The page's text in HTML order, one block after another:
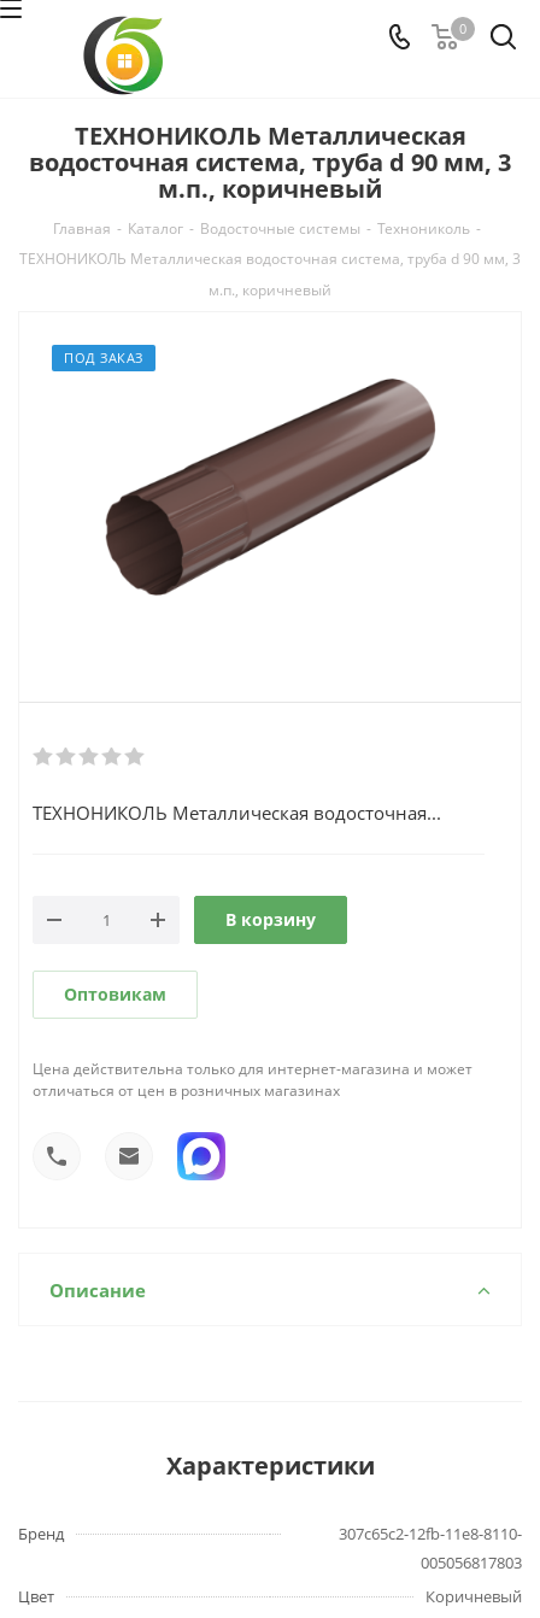
0
ТЕХНОНИКОЛЬ Металлическая
водосточная система, труба d 90 мм, 3
м.п., коричневый
Главная - Каталог - Водосточные системы - Технониколь -
ТЕХНОНИКОЛЬ Металлическая водосточная система, труба d 90 мм, 3
м.п., коричневый
ПОД ЗАКАЗ
ТЕХНОНИКОЛЬ Металлическая водосточная...
В корзину
Оптовикам
Цена действительна только для интернет-магазина и может
отличаться от цен в розничных магазинах
Описание
Характеристики
Бренд
307c65c2-12fb-11e8-8110-
005056817803
Цвет
Коричневый